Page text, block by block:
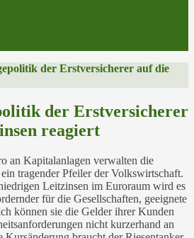
der Erstversicherer auf die
der Erstversicherer
reagiert
an Kapitalanlagen verwalten die
tragender Pfeiler der Volkswirtschaft.
Leitzinsen im Euroraum wird es
für die Gesellschaften, geeignete
können sie die Gelder ihrer Kunden
nicht kurzerhand an